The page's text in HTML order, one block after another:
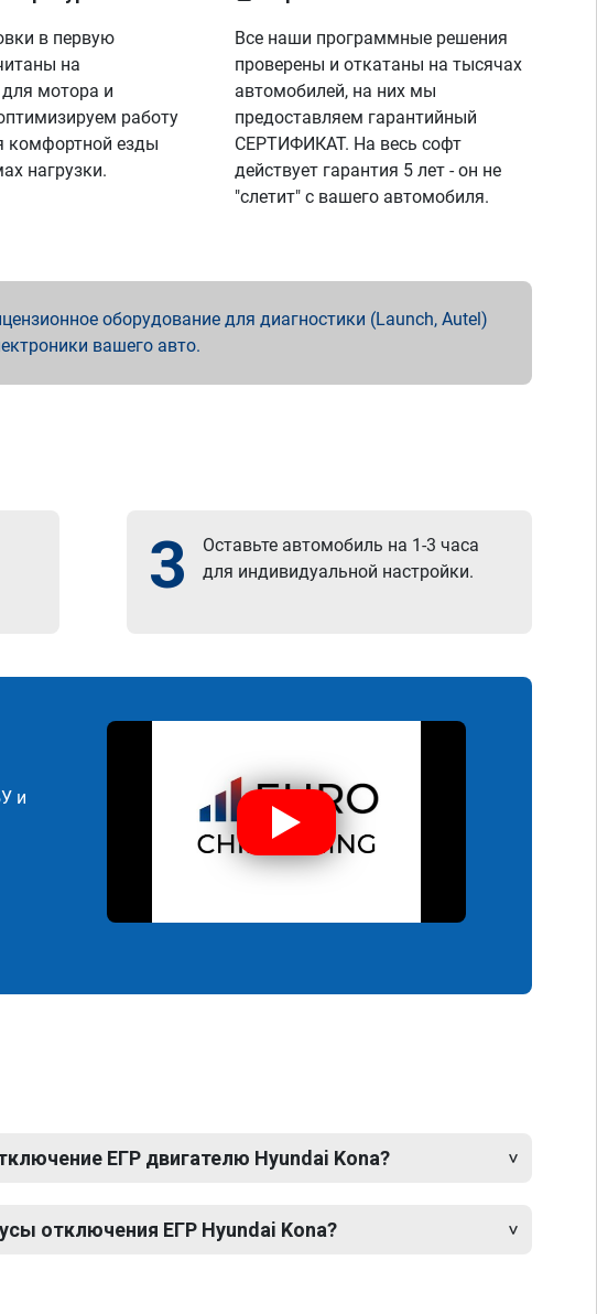
в первую
на
мотора и
работу
комфортной езды
нагрузки.
Все наши программные решения
проверены и откатаны на тысячах
автомобилей, на них мы
предоставляем гарантийный
СЕРТИФИКАТ. На весь софт
действует гарантия 5 лет - он не
"слетит" с вашего автомобиля.
оборудование для диагностики (Launch, Autel)
вашего авто.
3
Оставьте автомобиль на 1-3 часа
для индивидуальной настройки.
и
ЕГР двигателю Hyundai Kona?
отключения ЕГР Hyundai Kona?